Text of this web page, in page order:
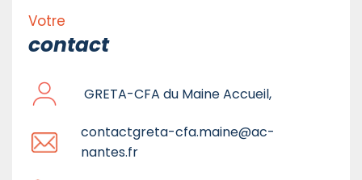
Votre
contact
GRETA-CFA du Maine Accueil,
contactgreta-cfa.maine@ac-
nantes.fr